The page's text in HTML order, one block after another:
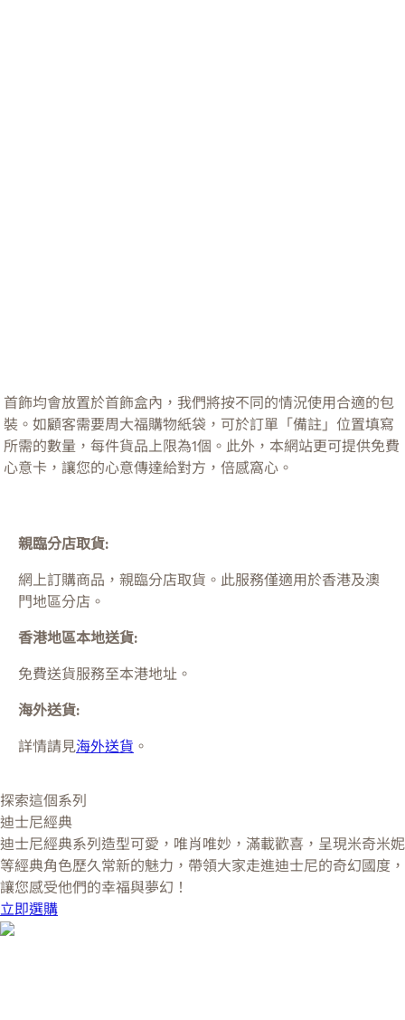
首飾均會放置於首飾盒內，我們將按不同的情況使用合適的包
裝。如顧客需要周大福購物紙袋，可於訂單「備註」位置填寫
所需的數量，每件貨品上限為1個。此外，本網站更可提供免費
心意卡，讓您的心意傳達給對方，倍感窩心。
親臨分店取貨:
網上訂購商品，親臨分店取貨。此服務僅適用於香港及澳
門地區分店。
香港地區本地送貨:
免費送貨服務至本港地址。
海外送貨:
詳情請見海外送貨 。
探索這個系列
迪士尼經典
迪士尼經典系列造型可愛，唯肖唯妙，滿載歡喜，呈現米奇米妮
等經典角色歷久常新的魅力，帶領大家走進迪士尼的奇幻國度，
讓您感受他們的幸福與夢幻！
立即選購